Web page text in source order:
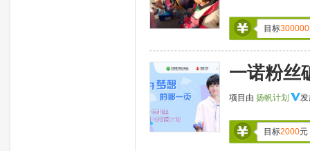
目标300000
一诺粉丝
项目由 扬帆计划
目标2000元